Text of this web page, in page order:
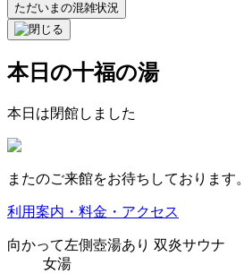
ただいまの混雑状況
本日の十福の湯
本日は閉館しました
またのご来館をお待ちしております。
利用案内・料金・アクセス
向かって左側壺湯あり 双炎サウナ
女湯